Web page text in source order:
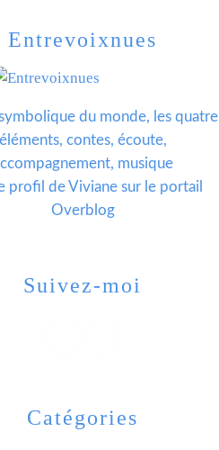
Catégories
Entrevoixnues
du monde, les quatre
éléments, contes, écoute,
musique
profil deViviane sur le portail
Overblog
Suivez-moi